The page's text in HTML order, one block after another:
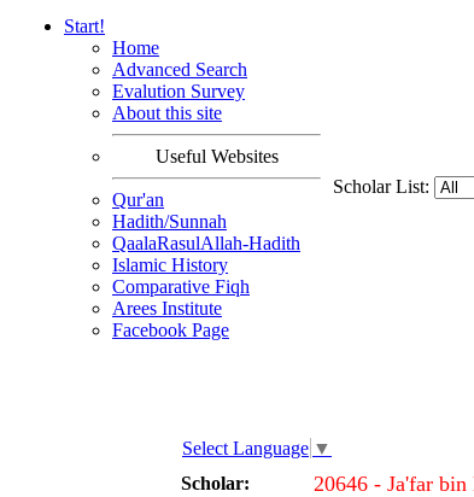
Start!
Home
Advanced Search
Evalution Survey
About this site
Useful Websites
Qur'an
Hadith/Sunnah
QaalaRasulAllah-Hadith
Islamic History
Comparative Fiqh
Arees Institute
Facebook Page
Scholar List:
Select Language ▼
Scholar:
20646 - Ja'far